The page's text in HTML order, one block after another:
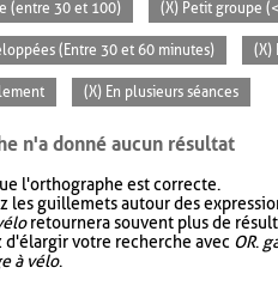
(entre 30 et 100) (X) Petit groupe
(Entre 30 et 60 minutes) (X)
(X) En plusieurs séances
n'a donné aucun résultat
l'orthographe est correcte.
les guillemets autour des
retournera souvent plus de
d'élargir votre recherche avec OR.
à vélo.